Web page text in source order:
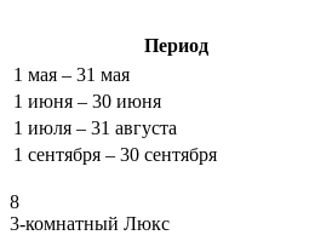
Период
1 мая – 31 мая
1 июня – 30 июня
1 июля – 31 августа
1 сентября – 30 сентября
8
3-комнатный Люкс